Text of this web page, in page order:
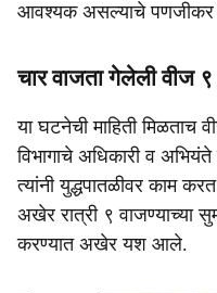
आवश्यक असल्याचे पणजीकर
चार वाजता गेलेली वीज ९
या घटनेची माहिती मिळताच
विभागाचे अधिकारी व
त्यांनी युद्धपातळीवर काम
अखेर रात्री ९ वाजण्याच्या
करण्यात अखेर यश आले.